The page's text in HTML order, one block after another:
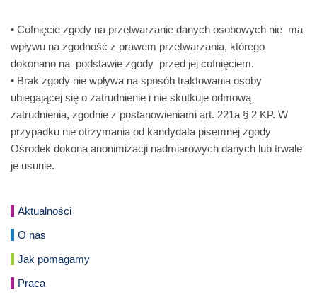
• Cofnięcie zgody na przetwarzanie danych osobowych nie ma
wpływu na zgodność z prawem przetwarzania, którego
dokonano na podstawie zgody przed jej cofnięciem.
• Brak zgody nie wpływa na sposób traktowania osoby
ubiegającej się o zatrudnienie i nie skutkuje odmową
zatrudnienia, zgodnie z postanowieniami art. 221a § 2 KP. W
przypadku nie otrzymania od kandydata pisemnej zgody
Ośrodek dokona anonimizacji nadmiarowych danych lub trwale
je usunie.
Aktualności
O nas
Jak pomagamy
Praca